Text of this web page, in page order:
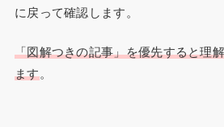
に戻って確認します。
「図解つきの記事」を優先すると理
ます。